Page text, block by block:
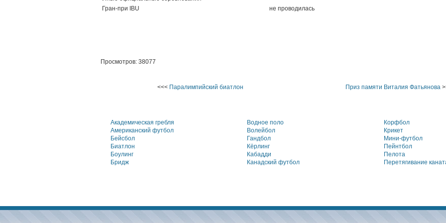
Гран-при IBU
не проводилась
Просмотров: 38077
<<< Паралимпийский биатлон Приз памяти Виталия Фатьянова
Академическая гребля
Американский футбол
Бейсбол
Биатлон
Боулинг
Бридж
Водное поло
Волейбол
Гандбол
Кёрлинг
Кабадди
Канадский футбол
Корфбол
Крикет
Мини-футбол
Пейнтбол
Пелота
Перетягивание